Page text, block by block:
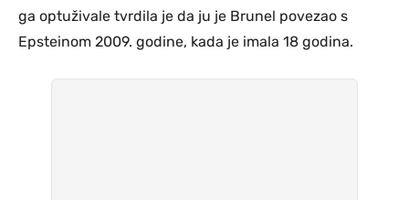
ga optuživale tvrdila je da ju je Brunel povezao s
Epsteinom 2009. godine, kada je imala 18 godina.